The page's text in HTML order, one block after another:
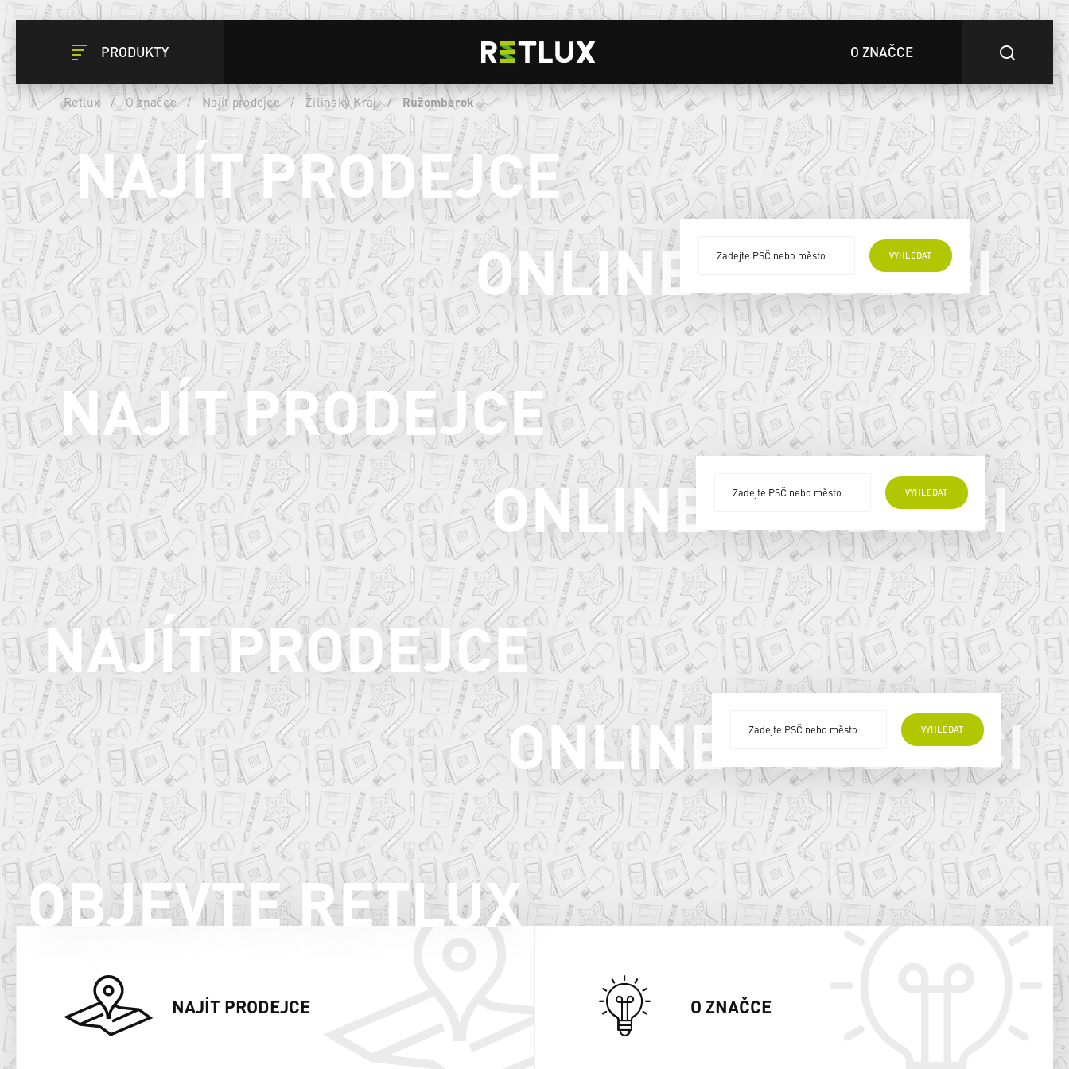
PRODUKTY O ZNAČCE
Retlux / O značce / Najít prodejce / Žilinský Kraj / Ružomberok
NAJÍT PRODEJCE
VYHLEDAT
ONLINE PRODEJCI
NAJÍT PRODEJCE
VYHLEDAT
ONLINE PRODEJCI
NAJÍT PRODEJCE
VYHLEDAT
ONLINE PRODEJCI
OBJEVTE RETLUX
NAJÍT PRODEJCE O ZNAČCE